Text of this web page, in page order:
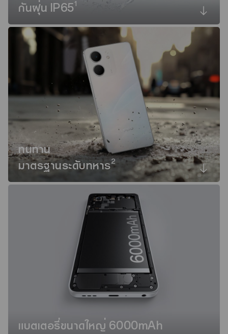
กันฝุ่น IP651
ทนทาน
มาตรฐานระดับทหาร2
แบตเตอรี่ขนาดใหญ่ 6000mAh